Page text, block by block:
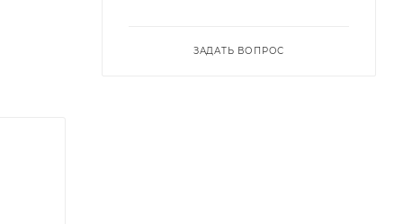
ЗАДАТЬ ВОПРОС